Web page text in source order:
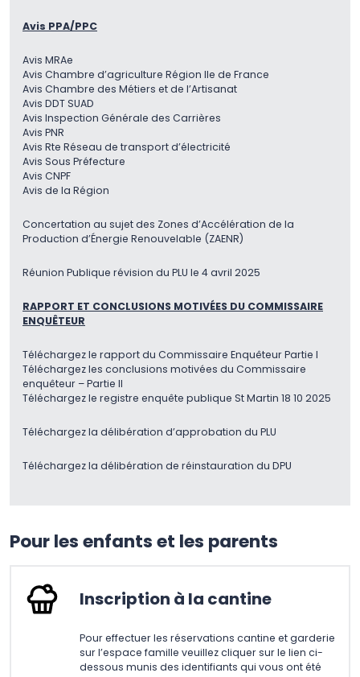
Avis PPA/PPC
Avis MRAe
Avis Chambre d’agriculture Région Ile de France
Avis Chambre des Métiers et de l’Artisanat
Avis DDT SUAD
Avis Inspection Générale des Carrières
Avis PNR
Avis Rte Réseau de transport d’électricité
Avis Sous Préfecture
Avis CNPF
Avis de la Région
Concertation au sujet des Zones d’Accélération de la
Production d’Énergie Renouvelable (ZAENR)
Réunion Publique révision du PLU le 4 avril 2025
RAPPORT ET CONCLUSIONS MOTIVÉES DU COMMISSAIRE
ENQUÊTEUR
Téléchargez le rapport du Commissaire Enquêteur Partie I
Téléchargez les conclusions motivées du Commissaire
enquêteur – Partie II
Téléchargez le registre enquête publique St Martin 18 10 2025
Téléchargez la délibération d’approbation du PLU
Téléchargez la délibération de réinstauration du DPU
Pour les enfants et les parents
Inscription à la cantine
Pour effectuer les réservations cantine et garderie
sur l’espace famille veuillez cliquer sur le lien ci-
dessous munis des identifiants qui vous ont été